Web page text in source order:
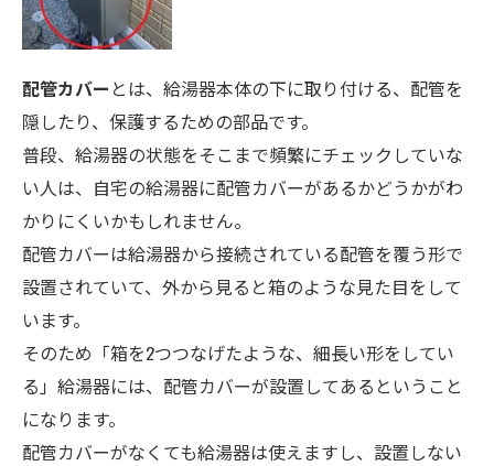
配管カバー とは、給湯器本体の下に取り付ける、配管を
隠したり、保護するための部品です。
普段、給湯器の状態をそこまで頻繁にチェックしていな
い人は、自宅の給湯器に配管カバーがあるかどうかがわ
かりにくいかもしれません。
配管カバーは給湯器から接続されている配管を覆う形で
設置されていて、外から見ると箱のような見た目をして
います。
そのため「箱を2つつなげたような、細長い形をしてい
る」給湯器には、配管カバーが設置してあるということ
になります。
配管カバーがなくても給湯器は使えますし、設置しない